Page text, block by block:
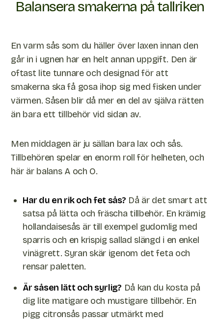
Balansera smakerna på tallriken
En varm sås som du häller över laxen innan den
går in i ugnen har en helt annan uppgift. Den är
oftast lite tunnare och designad för att
smakerna ska få gosa ihop sig med fisken under
värmen. Såsen blir då mer en del av själva rätten
än bara ett tillbehör vid sidan av.
Men middagen är ju sällan bara lax och sås.
Tillbehören spelar en enorm roll för helheten, och
här är balans A och O.
Har du en rik och fet sås? Då är det smart att
satsa på lätta och fräscha tillbehör. En krämig
hollandaisesås är till exempel gudomlig med
sparris och en krispig sallad slängd i en enkel
vinägrett. Syran skär igenom det feta och
rensar paletten.
Är såsen lätt och syrlig? Då kan du kosta på
dig lite matigare och mustigare tillbehör. En
pigg citronsås passar utmärkt med